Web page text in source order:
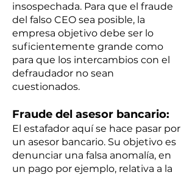
insospechada. Para que el fraude
del falso CEO sea posible, la
empresa objetivo debe ser lo
suficientemente grande como
para que los intercambios con el
defraudador no sean
cuestionados.
Fraude del asesor bancario:
El estafador aquí se hace pasar por
un asesor bancario. Su objetivo es
denunciar una falsa anomalía, en
un pago por ejemplo, relativa a la